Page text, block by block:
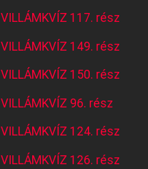
117. rész
149. rész
150. rész
96. rész
124. rész
126. rész